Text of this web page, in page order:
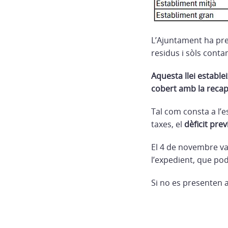
L’Ajuntament ha
residus i sòls
Aquesta llei
cobert amb la
Tal com consta a
taxes, el dèficit
El 4 de novembre
l’expedient, que
Si no es presenten